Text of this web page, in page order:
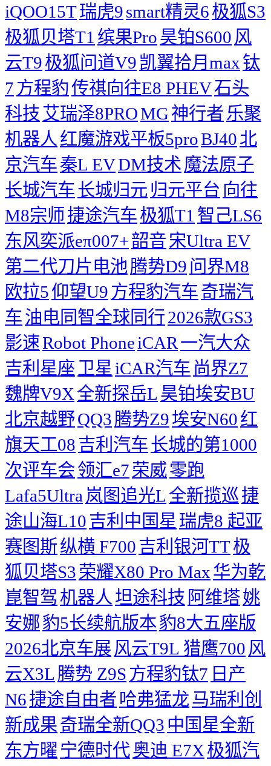
iQOO15T瑞虎9smart精灵6极狐S3
极狐贝塔T1 缤果Pro昊铂S600 风
云T9极狐问道V9 凯翼拾月max钛
7 方程豹传祺向往E8 PHEV石头
科技艾瑞泽8PROMG神行者 乐聚
机器人 红魔游戏平板5proBJ40北
京汽车秦L EVDM技术 魔法原子
长城汽车长城归元 归元平台 向往
M8宗师 捷途汽车极狐T1 智己LS6
东风奕派eπ007+韶音 宋Ultra EV
第二代刀片电池腾势D9 问界M8
欧拉5仰望U9 方程豹汽车奇瑞汽
车油电同智全球同行2026款GS3
影速Robot PhoneiCAR一汽大众
吉利星座 卫星 iCAR汽车 尚界Z7
魏牌V9X全新探岳L 昊铂埃安BU
北京越野QQ3腾势Z9埃安N60红
旗天工08吉利汽车长城的第1000
次评车会领汇e7荣威零跑
Lafa5Ultra 岚图追光L 全新揽巡捷
途山海L10吉利中国星 瑞虎8 起亚
赛图斯纵横 F700吉利银河TT极
狐贝塔S3荣耀X80 Pro Max华为乾
崑智驾 机器人 坦途科技 阿维塔姚
安娜豹5长续航版本豹8大五座版
2026北京车展 风云T9L 猎鹰700 风
云X3L 腾势 Z9S 方程豹钛7 日产
N6捷途自由者 哈弗猛龙马瑞利创
新成果奇瑞全新QQ3 中国星全新
东方曜 宁德时代奥迪 E7X极狐汽